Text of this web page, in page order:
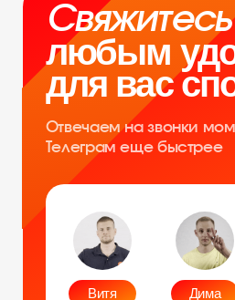
smiletogo.ru
ОГРНИП: 314312302100129
Юр. адрес: 115583, г. Москва, Ореховый
бульвар, д. 24к4.
Тел: +7 964 635-25-15
Эл. почта:info@smiletogo.ru
Рег. номер РКН 77-24-157364